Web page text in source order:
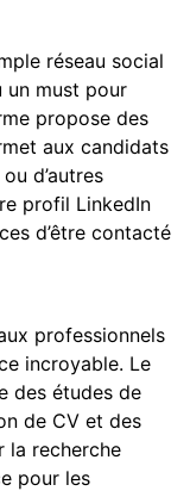
réseau social
un must pour
propose des
aux candidats
d’autres
profil LinkedIn
d’être contacté
professionnels
incroyable. Le
des études de
de CV et des
la recherche
pour les